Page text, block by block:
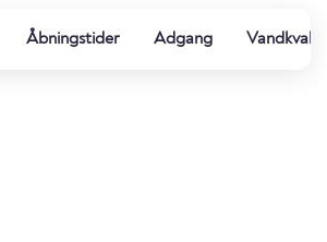
Åbningstider Adgang